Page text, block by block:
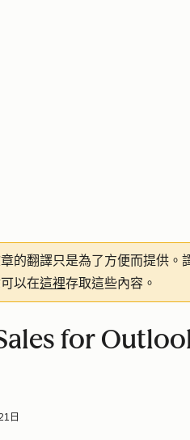
章的翻譯只是為了方便而提供
以在這裡存取這些內容。
for
日